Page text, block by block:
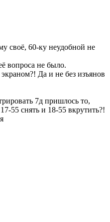
своё, 60-ку неудобной не
вопроса не было.
Да и не без изъянов
7д пришлось то,
55 снять и 18-55 вкрутить?!